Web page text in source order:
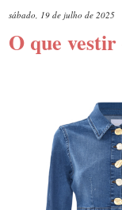
sábado, 19 de julho de 2025
O que vestir